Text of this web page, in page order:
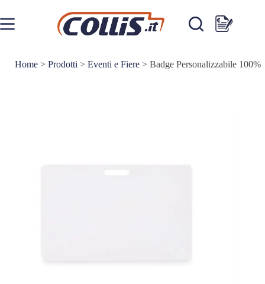
contenuto
Carrello
Home > Prodotti > Eventi e Fiere > Badge Personalizzabile 100%